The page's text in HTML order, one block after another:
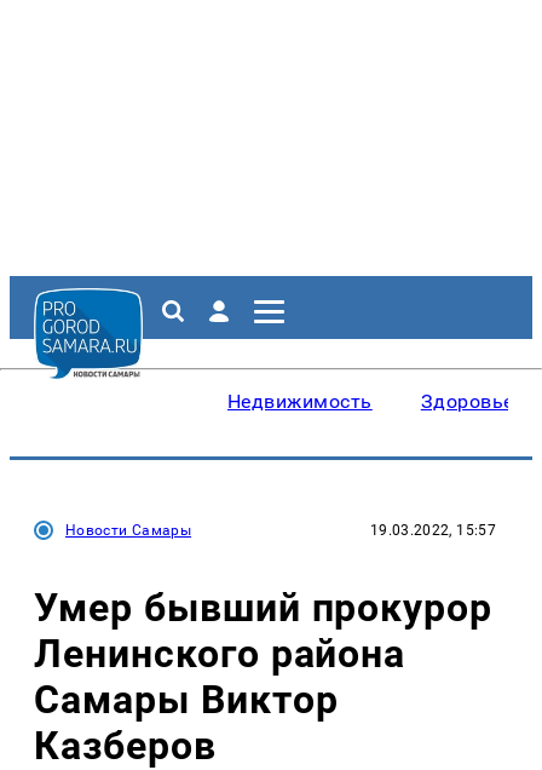
Недвижимость Здоровье
Новости Самары 19.03.2022, 15:57
Умер бывший прокурор
Ленинского района
Самары Виктор
Казберов